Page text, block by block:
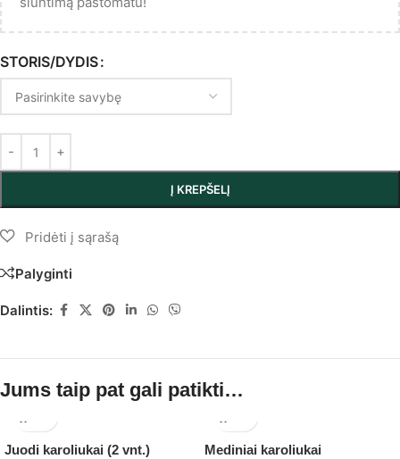
STORIS/DYDIS
Į KREPŠELĮ
Palyginti
Dalintis:
Jums taip pat gali patikti…
Juodi karoliukai (2 vnt.) Mediniai karoliukai